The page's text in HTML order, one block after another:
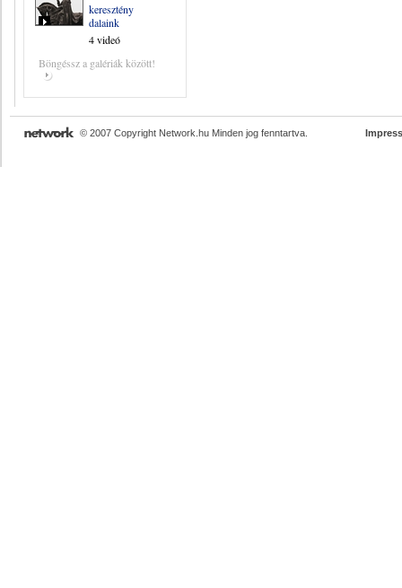
keresztény
dalaink
4 videó
Böngéssz a galériák között!
© 2007 Copyright Network.hu Minden jog fenntartva.